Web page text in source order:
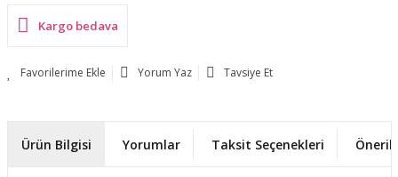
Kargo bedava
Yorum Yaz Tavsiye Et
Ürün Bilgisi Yorumlar Taksit Seçenekleri